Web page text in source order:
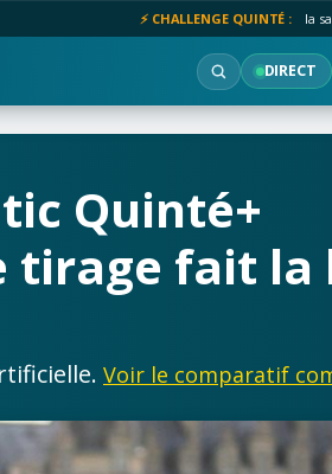
⚡ CHALLENGE QUINTÉ : la
DIRECT
Quinté+
tirage fait la
Voir le comparatif